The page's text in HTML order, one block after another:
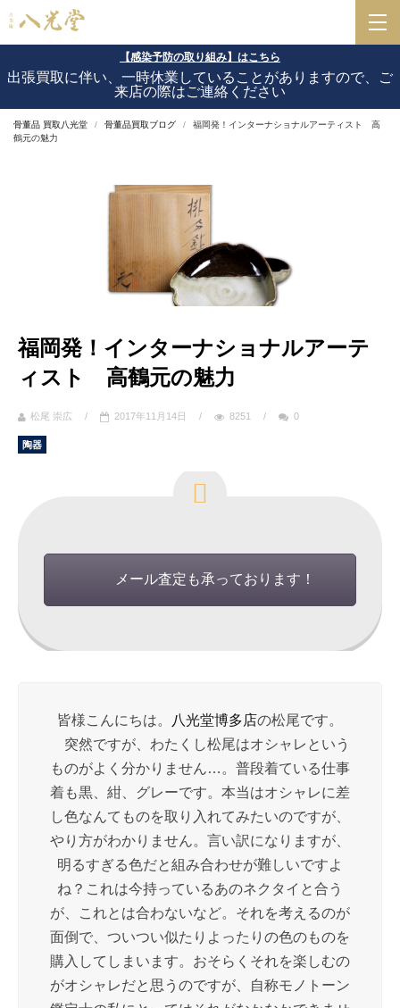
【感染予防の取り組み】はこちら
出張買取に伴い、一時休業していることがありますので、ご
来店の際はご連絡ください
骨董品 買取八光堂 骨董品買取ブログ
福岡発！インターナショナルアーティスト 高
鶴元の魅力
福岡発！インターナショナルアーテ
ィスト 高鶴元の魅力
松尾 崇広 / 2017年11月14日 / 8251 / 0
陶器
メール査定も承っております！
皆様こんにちは。 八光堂博多店の松尾です。
突然ですが、わたくし松尾はオシャレという
ものがよく分かりません…。普段着ている仕事
着も黒、紺、グレーです。本当はオシャレに差
し色なんてものを取り入れてみたいのですが、
やり方がわかりません。言い訳になりますが、
明るすぎる色だと組み合わせが難しいですよ
ね？これは今持っているあのネクタイと合う
が、これとは合わないなど。それを考えるのが
面倒で、ついつい似たりよったりの色のものを
購入してしまいます。おそらくそれを楽しむの
がオシャレだと思うのですが、自称モノトーン